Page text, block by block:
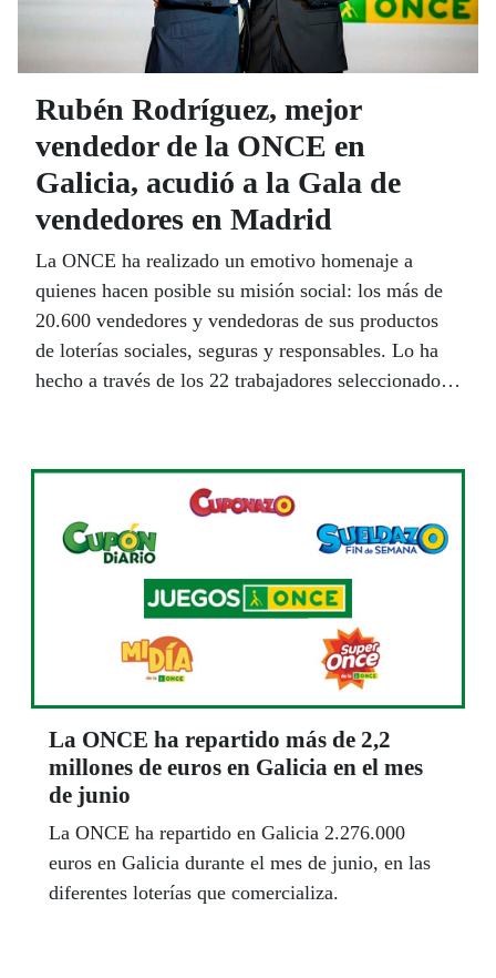
Rubén Rodríguez, mejor
vendedor de la ONCE en
Galicia, acudió a la Gala de
vendedores en Madrid
La ONCE ha realizado un emotivo homenaje a
quienes hacen posible su misión social: los más de
20.600 vendedores y vendedoras de sus productos
de loterías sociales, seguras y responsables. Lo ha
hecho a través de los 22 trabajadores seleccionados
La ONCE ha repartido más de 2,2
millones de euros en Galicia en el mes
de junio
La ONCE ha repartido en Galicia 2.276.000
euros en Galicia durante el mes de junio, en las
diferentes loterías que comercializa.